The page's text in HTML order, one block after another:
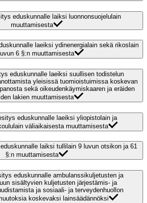
eduskunnalle laiksi luonnonsuojelulain
muuttamisesta
laeiksi ydinenergialain sekä rikoslain
6 §:n muuttamisesta
eduskunnalle laeiksi suullisen todistelun
yleisissä tuomioistuimissa koskevan
sekä oikeudenkäymiskaaren ja eräiden
lakien muuttamisesta
eduskunnalle laeiksi yliopistolain ja
väliaikaisesta muuttamisesta
laiksi tullilain 9 luvun otsikon ja 61
§:n muuttamisesta
eduskunnalle ambulanssikuljetusten ja
sisältyvien kuljetusten järjestämis- ja
ja sosiaali- ja terveydenhuollon
koskevaksi lainsäädännöksi